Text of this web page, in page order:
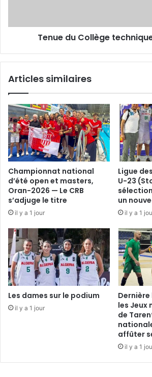
Tenue du Collège
Articles similaires
Championnat national
d’été open et masters,
Oran-2026 — Le CRB
s’adjuge le titre
il y a 1 jour
Ligue
U-23
un
il y a 1
Les dames sur le podium
il y a 1 jour
les Jeux
de
affûter
il y a 1